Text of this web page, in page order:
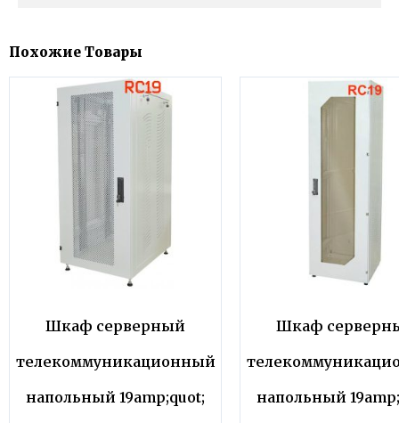
Похожие Товары
Шкаф серверный
телекоммуникационный
напольный 19amp;quot;
Шкаф
напольный